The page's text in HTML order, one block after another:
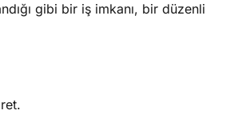
gibi bir iş imkanı, bir düzenli